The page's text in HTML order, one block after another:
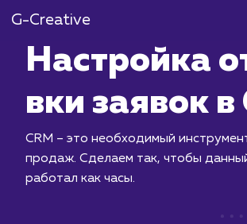
G-Creative
вки